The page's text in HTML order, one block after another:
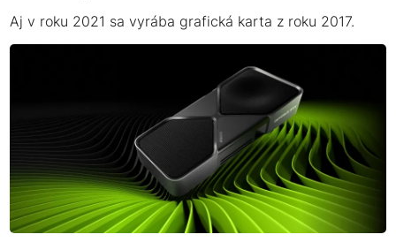
Aj v roku 2021 sa vyrába grafická karta z roku 2017.